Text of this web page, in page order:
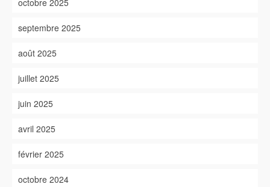
octobre 2025
septembre 2025
août 2025
juillet 2025
juin 2025
avril 2025
février 2025
octobre 2024